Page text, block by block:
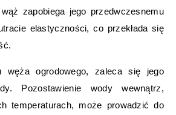
zapobiega jego przedwczesnemu
elastyczności, co przekłada się
węża ogrodowego, zaleca się jego
Pozostawienie wody wewnątrz,
temperaturach, może prowadzić do